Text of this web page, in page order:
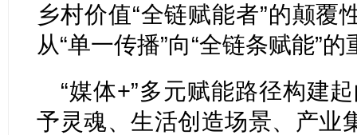
乡村价值“全链赋能者”的颠覆
从“单一传播”向“全链条赋能”
“媒体+”多元赋能路径构建
予灵魂、生活创造场景、产业